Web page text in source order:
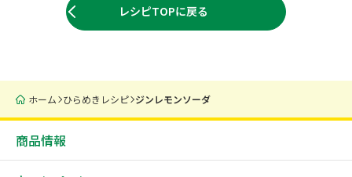
レシピTOPに戻る
ホーム ひらめきレシピ ジンレモンソーダ
商品情報